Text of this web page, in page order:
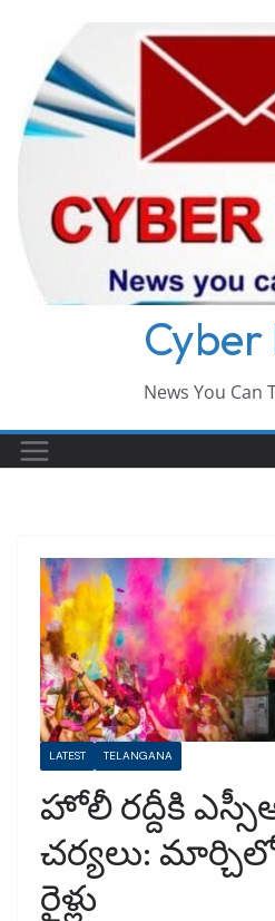
content
Cyber
News You Can
LATEST TELANGANA
హోలీ రద్దీకి
చర్యలు: మార్చిలో
రైళ్లు